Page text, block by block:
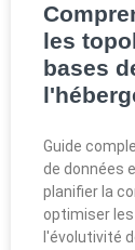
les
bases
Guide
de données
planifier la
optimiser
l'évolutivité